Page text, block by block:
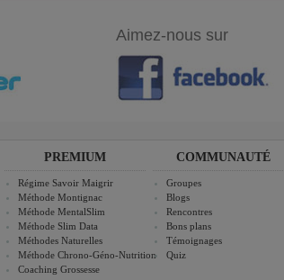
Aimez-nous sur
PREMIUM
Régime Savoir Maigrir
Méthode Montignac
Méthode MentalSlim
Méthode Slim Data
Méthodes Naturelles
Méthode Chrono-Géno-Nutrition
Coaching Grossesse
COMMUNAUTÉ
Groupes
Blogs
Rencontres
Bons plans
Témoignages
Quiz